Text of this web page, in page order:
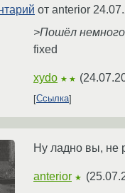
от anterior
>Пошёл
fixed
xydo ★★ (
Ссылка
Ну ладно вы, не
anterior ★ (